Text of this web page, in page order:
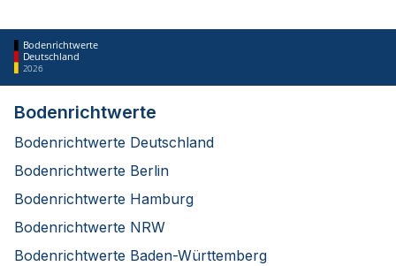
Bodenrichtwerte
Deutschland
2026
Bodenrichtwerte
Bodenrichtwerte Deutschland
Bodenrichtwerte Berlin
Bodenrichtwerte Hamburg
Bodenrichtwerte NRW
Bodenrichtwerte Baden-Württemberg